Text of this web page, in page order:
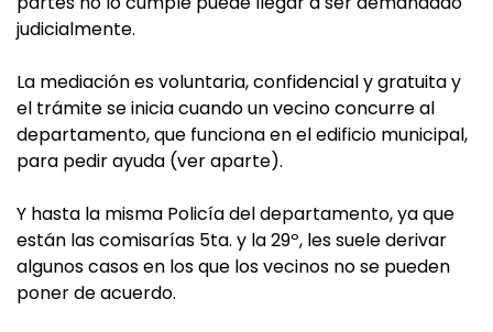
judicialmente.
La mediación es voluntaria, confidencial y gratuita y
el trámite se inicia cuando un vecino concurre al
departamento, que funciona en el edificio municipal,
para pedir ayuda (ver aparte).
Y hasta la misma Policía del departamento, ya que
están las comisarías 5ta. y la 29º, les suele derivar
algunos casos en los que los vecinos no se pueden
poner de acuerdo.